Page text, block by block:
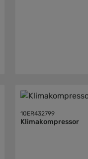
10ER432799
Klimakompressor